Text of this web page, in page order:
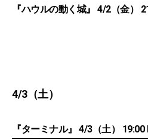
『ハウルの動く城』 4/2（金）
4/3（土）
『ターミナル』 4/3（土） 19:00